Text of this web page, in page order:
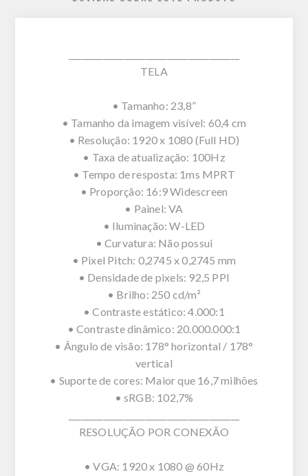
TELA
• Tamanho: 23,8”
• Tamanho da imagem visível: 60,4 cm
• Resolução: 1920 x 1080 (Full HD)
• Taxa de atualização: 100Hz
• Tempo de resposta: 1ms MPRT
• Proporção: 16:9 Widescreen
• Painel: VA
• Iluminação: W-LED
• Curvatura: Não possui
• Pixel Pitch: 0,2745 x 0,2745 mm
• Densidade de pixels: 92,5 PPI
• Brilho: 250 cd/m²
• Contraste estático: 4.000:1
• Contraste dinâmico: 20.000.000:1
• Ângulo de visão: 178° horizontal / 178°
vertical
• Suporte de cores: Maior que 16,7 milhões
• sRGB: 102,7%
RESOLUÇÃO POR CONEXÃO
• VGA: 1920 x 1080 @ 60Hz